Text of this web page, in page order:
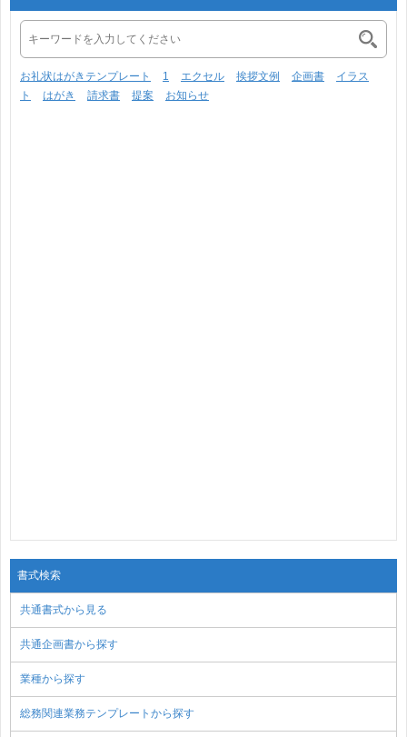
お礼状はがきテンプレート 1 エクセル 挨拶文例 企画書
イラス
ト
はがき 請求書 提案 お知らせ
書式検索
共通書式から見る
共通企画書から探す
業種から探す
総務関連業務テンプレートから探す